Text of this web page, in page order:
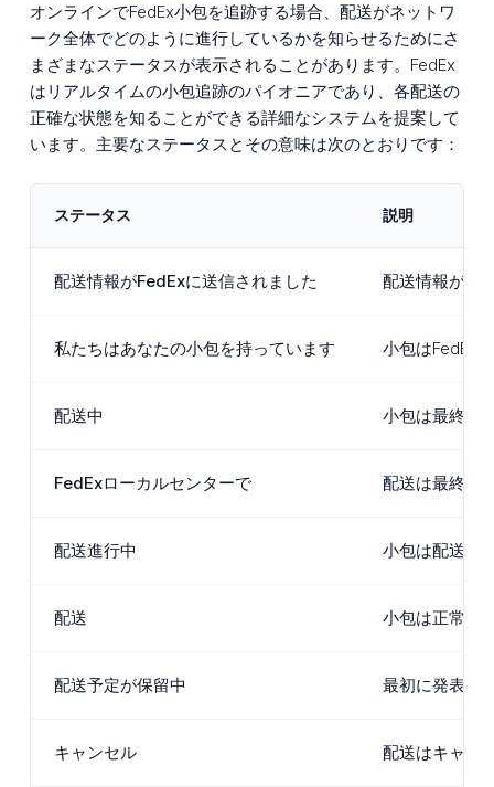
オンラインでFedEx小包を追跡する場合、配送がネットワ
ーク全体でどのように進行しているかを知らせるためにさ
まざまなステータスが表示されることがあります。FedEx
はリアルタイムの小包追跡のパイオニアであり、各配送の
正確な状態を知ることができる詳細なシステムを提案して
います。主要なステータスとその意味は次のとおりです：
ステータス 説明
配送情報がFedExに送信されました 配送情報が
私たちはあなたの小包を持っています 小包はFedEx
配送中 小包は最終目
FedExローカルセンターで 配送は最終目
配送進行中 小包は配送プ
配送 小包は正常に
配送予定が保留中 最初に発表さ
キャンセル 配送はキャン